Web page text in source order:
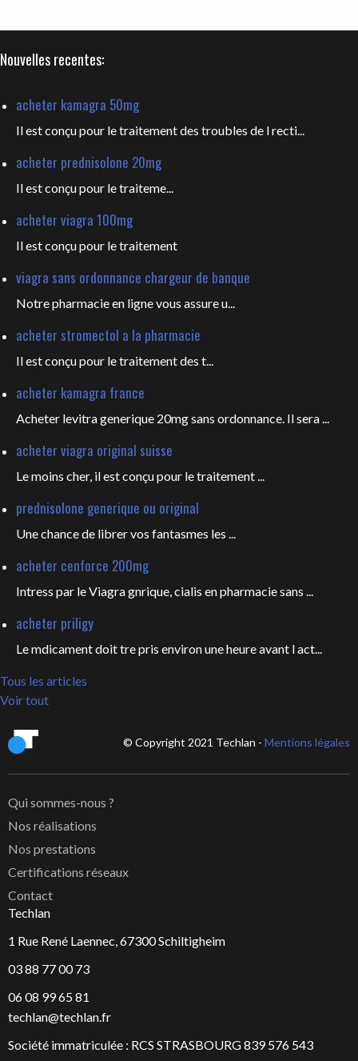
Nouvelles recentes:
acheter kamagra 50mg
Il est conçu pour le traitement des troubles de l recti...
acheter prednisolone 20mg
Il estconçu pour le traiteme...
acheter viagra 100mg
Il estconçu pour le traitement
viagra sans ordonnance chargeur de banque
Notre pharmacie en ligne vous assure u...
acheter stromectol a la pharmacie
Il est conçu pour letraitement des t...
acheter kamagra france
Acheter levitra generique 20mg sans ordonnance. Il sera ...
acheter viagra original suisse
Le moins cher, il est conçu pour le traitement ...
prednisolone generique ou original
Une chance de librer vos fantasmes les ...
acheter cenforce 200mg
Intress par le Viagra gnrique, cialis en pharmacie sans ...
acheter priligy
Le mdicament doit tre pris environ une heure avant l act...
Tous les articles
Voir tout
© Copyright 2021 Techlan - Mentions légales
Qui sommes-nous ?
Nos réalisations
Nos prestations
Certifications réseaux
Contact
Techlan
1 Rue René Laennec, 67300 Schiltigheim
03 88 77 00 73
06 08 99 65 81
techlan@techlan.fr
Société immatriculée : RCS STRASBOURG 839 576 543